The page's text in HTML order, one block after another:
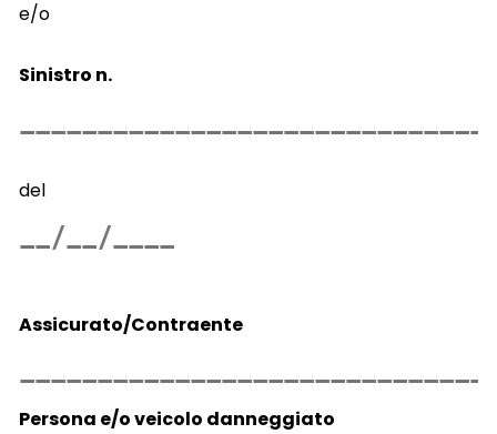
e/o
Sinistro n.
del
Assicurato/Contraente
Persona e/o veicolo danneggiato